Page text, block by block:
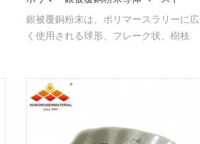
銀被覆銅粉末は、ポリマースラリーに広
く使用される球形、フレーク状、樹枝